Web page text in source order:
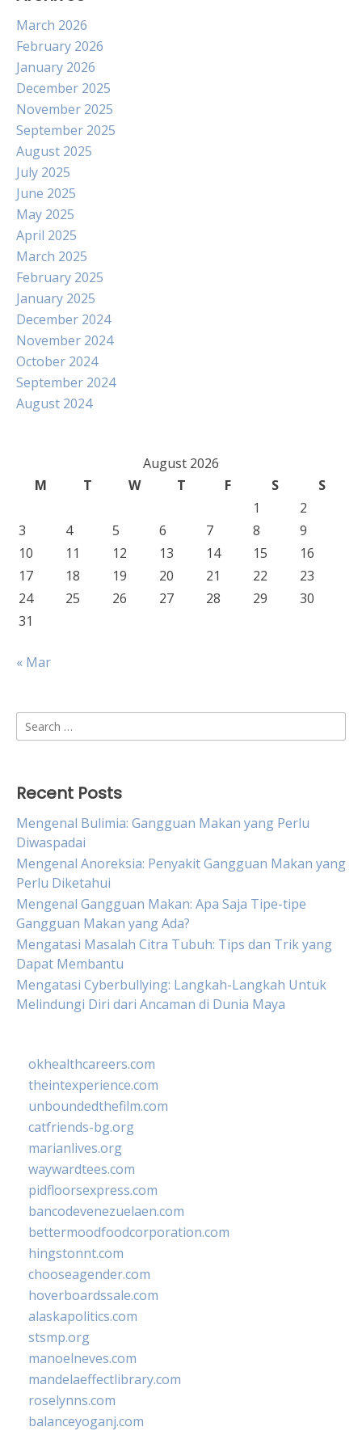
March 2026
February 2026
January 2026
December 2025
November 2025
September 2025
August 2025
July 2025
June 2025
May 2025
April 2025
March 2025
February 2025
January 2025
December 2024
November 2024
October 2024
September 2024
August 2024
August 2026
M
T W T F S
S
1
2
3
4 5 6 7 8
9
10
11 12 13 14 15
16
17
18 19 20 21 22
23
24
25 26 27 28 29
30
31
« Mar
Search
for:
Recent Posts
Mengenal Bulimia: Gangguan Makan yang Perlu
Diwaspadai
Mengenal Anoreksia: Penyakit Gangguan Makan yang
Perlu Diketahui
Mengenal Gangguan Makan: Apa Saja Tipe-tipe
Gangguan Makan yang Ada?
Mengatasi Masalah Citra Tubuh: Tips dan Trik yang
Dapat Membantu
Mengatasi Cyberbullying: Langkah-Langkah Untuk
Melindungi Diri dari Ancaman di Dunia Maya
okhealthcareers.com
theintexperience.com
unboundedthefilm.com
catfriends-bg.org
marianlives.org
waywardtees.com
pidfloorsexpress.com
bancodevenezuelaen.com
bettermoodfoodcorporation.com
hingstonnt.com
chooseagender.com
hoverboardssale.com
alaskapolitics.com
stsmp.org
manoelneves.com
mandelaeffectlibrary.com
roselynns.com
balanceyoganj.com